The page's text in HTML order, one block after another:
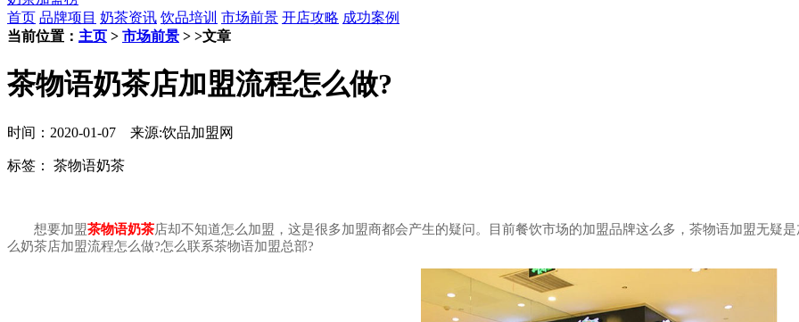
首页 品牌项目 奶茶资讯 饮品培训 市场前景 开店攻略 成功案例
当前位置： 主页 > 市场前景 > >文章
茶物语奶茶店加盟流程怎么做?
时间：2020-01-07 来源:饮品加盟网
标签： 茶物语奶茶
想要加盟茶物语奶茶店却不知道怎么加盟，这是很多加盟商都会产生的疑问。目前餐饮市场的加盟品牌这么多，茶物语加盟无疑
么奶茶店加盟流程怎么做?怎么联系茶物语加盟总部?